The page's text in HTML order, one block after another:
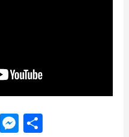
Messenger
Share